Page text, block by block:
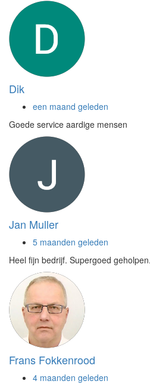
Dik
een maand geleden
Goede service aardige mensen
Jan Muller
5 maanden geleden
Heel fijn bedrijf. Supergoed
Frans Fokkenrood
4 maanden geleden